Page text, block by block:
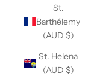
St.
Barthélemy
(AUD $)
St. Helena
(AUD $)